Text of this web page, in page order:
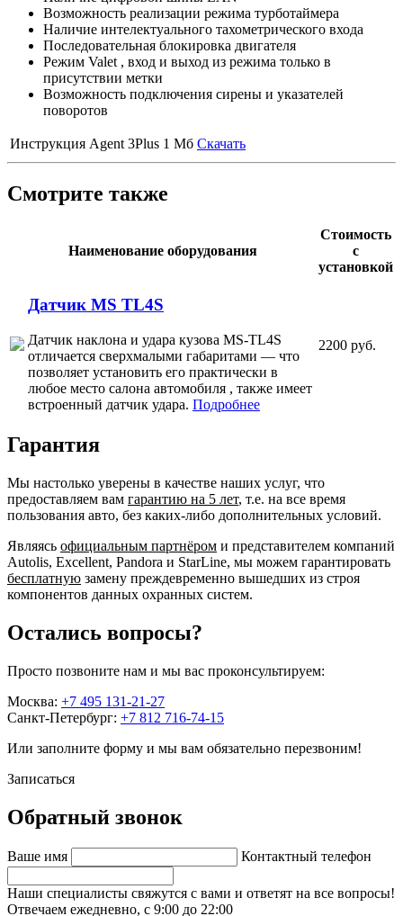
Возможность реализации режима турботаймера
Наличие интелектуального тахометрического входа
Последовательная блокировка двигателя
Режим Valet , вход и выход из режима только в
присутствии метки
Возможность подключения сирены и указателей
поворотов
Инструкция Agent 3Plus 1 Мб Скачать
Смотрите также
Наименование оборудования
Стоимость
с
установкой
Датчик MS TL4S
Датчик наклона и удара кузова MS-TL4S
отличается сверхмалыми габаритами — что
позволяет установить его практически в
любое место салона автомобиля , также имеет
встроенный датчик удара. Подробнее
2200 руб.
Гарантия
Мы настолько уверены в качестве наших услуг, что
предоставляем вам гарантию на 5 лет, т.е. на все время
пользования авто, без каких-либо дополнительных условий.
Являясь официальным партнёром и представителем компаний
Autolis, Excellent, Pandora и StarLine, мы можем гарантировать
бесплатную замену преждевременно вышедших из строя
компонентов данных охранных систем.
Остались вопросы?
Просто позвоните нам и мы вас проконсультируем:
Москва: +7 495 131-21-27
Санкт-Петербург: +7 812 716-74-15
Или заполните форму и мы вам обязательно перезвоним!
Записаться
Обратный звонок
Ваше имя Контактный телефон
Наши специалисты свяжутся с вами и ответят на все вопросы!
Отвечаем ежедневно, с 9:00 до 22:00